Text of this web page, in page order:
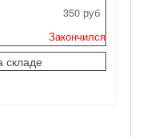
350 руб
Закончился
складе